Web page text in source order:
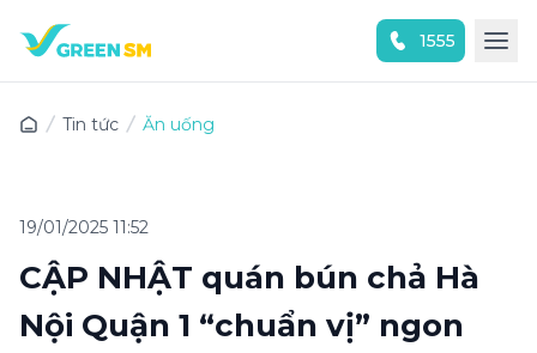
1555
Tin tức Ăn uống
19/01/2025 11:52
CẬP NHẬT quán bún chả Hà
Nội Quận 1 “chuẩn vị” ngon